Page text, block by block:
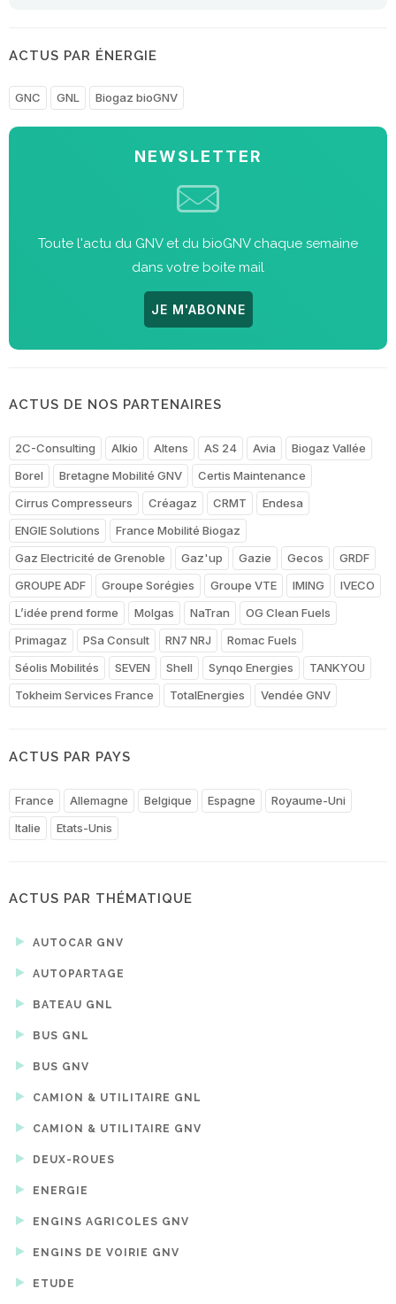
ACTUS PAR ÉNERGIE
GNC GNL Biogaz bioGNV
NEWSLETTER
Toute l'actu du GNV et du bioGNV chaque semaine
dans votre boite mail
JE M'ABONNE
ACTUS DE NOS PARTENAIRES
2C-Consulting Alkio Altens AS 24 Avia
Biogaz Vallée
Borel
Bretagne Mobilité GNV
Certis Maintenance
Cirrus Compresseurs
Créagaz CRMT
Endesa
ENGIE Solutions
France Mobilité Biogaz
Gaz Electricité de Grenoble
Gaz'up Gazie Gecos
GRDF
GROUPE ADF
Groupe Sorégies Groupe VTE IMING
IVECO
L’idée prend forme
Molgas NaTran
OG Clean Fuels
Primagaz
PSa Consult RN7 NRJ
Romac Fuels
Séolis Mobilités
SEVEN Shell Synqo Energies
TANKYOU
Tokheim Services France
TotalEnergies Vendée GNV
ACTUS PAR PAYS
France Allemagne Belgique Espagne
Royaume-Uni
Italie
Etats-Unis
ACTUS PAR THÉMATIQUE
AUTOCAR GNV
AUTOPARTAGE
BATEAU GNL
BUS GNL
BUS GNV
CAMION & UTILITAIRE GNL
CAMION & UTILITAIRE GNV
DEUX-ROUES
ENERGIE
ENGINS AGRICOLES GNV
ENGINS DE VOIRIE GNV
ETUDE